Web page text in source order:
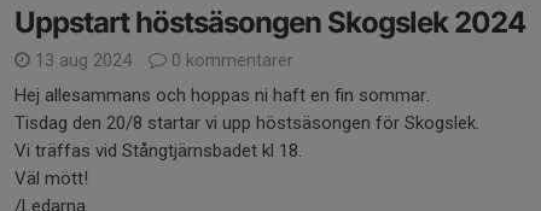
Uppstart höstsäsongen Skogslek 2024
13 aug 2024
0 kommentarer
Hej allesammans och hoppas ni haft en fin sommar.
Tisdag den 20/8 startar vi upp höstsäsongen för Skogslek.
Vi träffas vid Stångtjärnsbadet kl 18.
Väl mött!
/Ledarna